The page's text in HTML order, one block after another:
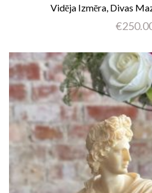
Vidēja Izmēra, Divas
€